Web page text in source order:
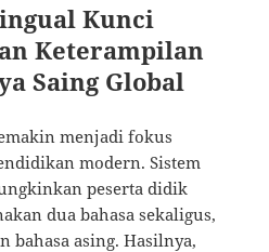
Kunci
Keterampilan
Saing Global
menjadi fokus
modern. Sistem
peserta didik
dua bahasa sekaligus,
bahasa asing. Hasilnya,